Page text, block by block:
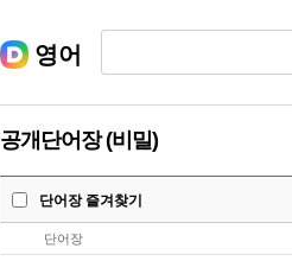
영어
공개단어장 (비밀)
단어장 즐겨찾기
단어장